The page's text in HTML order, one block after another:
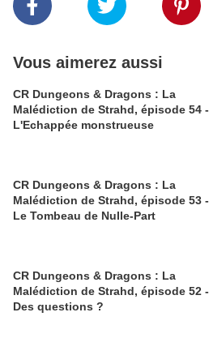
Vous aimerez aussi
CR Dungeons & Dragons : La
Malédiction de Strahd, épisode 54 -
L'Echappée monstrueuse
CR Dungeons & Dragons : La
Malédiction de Strahd, épisode 53 -
Le Tombeau de Nulle-Part
CR Dungeons & Dragons : La
Malédiction de Strahd, épisode 52 -
Des questions ?